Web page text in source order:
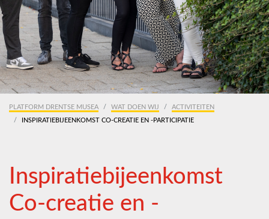
PLATFORM DRENTSE MUSEA WAT DOEN WIJ
ACTIVITEITEN
INSPIRATIEBIJEENKOMST CO-CREATIE EN -PARTICIPATIE
Inspiratiebijeenkomst
Co-creatie en -